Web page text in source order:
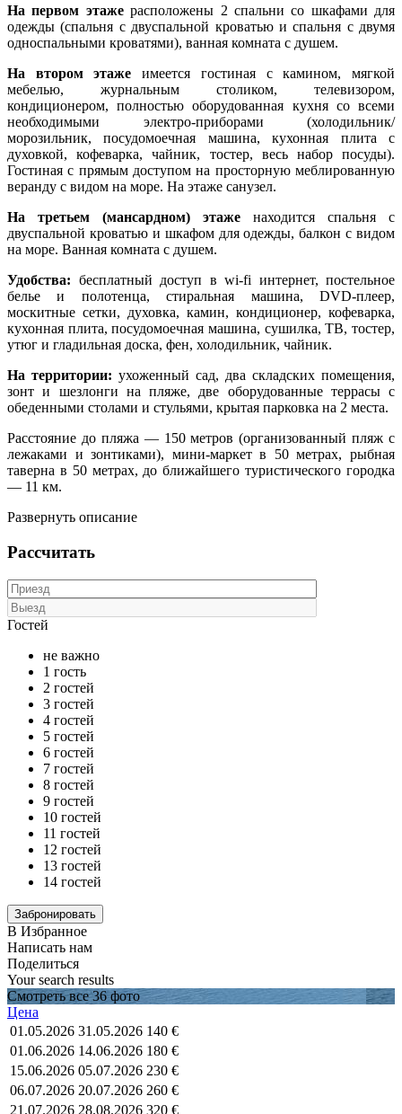
На первом этажерасположены 2 спальни со шкафами для
одежды (спальня с двуспальной кроватью и спальня с двумя
односпальными кроватями), ванная комната с душем.
На втором этажеимеется гостиная с камином, мягкой
мебелью, журнальным столиком, телевизором,
кондиционером, полностью оборудованная кухня со всеми
необходимыми электро-приборами (холодильник/
морозильник, посудомоечная машина, кухонная плита с
духовкой, кофеварка, чайник, тостер, весь набор посуды).
Гостиная с прямым доступом на просторную меблированную
веранду с видом на море. На этаже санузел.
На третьем (мансардном) этаже находится спальня с
двуспальной кроватью и шкафом для одежды, балкон с видом
на море. Ванная комната с душем.
Удобства: бесплатный доступ в wi-fi интернет, постельное
белье и полотенца, стиральная машина, DVD-плеер,
москитные сетки, духовка, камин, кондиционер, кофеварка,
кухонная плита, посудомоечная машина, сушилка, ТВ, тостер,
утюг и гладильная доска, фен, холодильник, чайник.
На территории: ухоженный cад, два складских помещения,
зонт и шезлонги на пляже, две оборудованные террасы с
обеденными столами и стульями, крытая парковка на 2 места.
Расстояние до пляжа — 150 метров (организованный пляж с
лежаками и зонтиками), мини-маркет в 50 метрах, рыбная
таверна в 50 метрах, до ближайшего туристического городка
— 11 км.
Развернуть описание
Рассчитать
Гостей
не важно
1 гость
2 гостей
3 гостей
4 гостей
5 гостей
6 гостей
7 гостей
8 гостей
9 гостей
10 гостей
11 гостей
12 гостей
13 гостей
14 гостей
В Избранное
Написать нам
Поделиться
Your search results
Смотреть все 36 фото
Цена
01.05.2026 31.05.2026 140 €
01.06.2026 14.06.2026 180 €
15.06.2026 05.07.2026 230 €
06.07.2026 20.07.2026 260 €
21.07.2026 28.08.2026 320 €